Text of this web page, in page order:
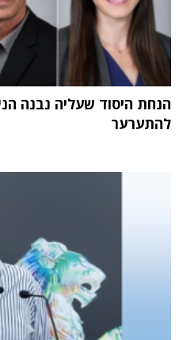
הנחת היסוד שעליה נבנה
להתערער